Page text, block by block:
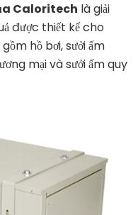
Caloritech là giải
được thiết kế cho
hồ bơi, sưởi ấm
mại và sưởi ấm quy